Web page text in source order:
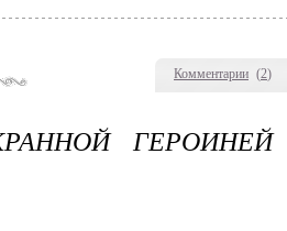
Комментарии (2)